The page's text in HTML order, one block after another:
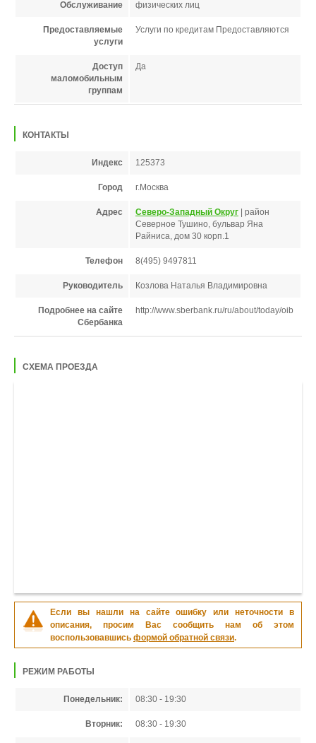
Обслуживание физических лиц
Предоставляемые
услуги
Услуги по кредитам Предоставляются
Доступ
маломобильным
группам
Да
КОНТАКТЫ
Индекс 125373
Город г.Москва
Адрес Северо-Западный Округ | район
Северное Тушино, бульвар Яна
Райниса, дом 30 корп.1
Телефон 8(495) 9497811
Руководитель Козлова Наталья Владимировна
Подробнее на сайте
Сбербанка
http://www.sberbank.ru/ru/about/today/oib
СХЕМА ПРОЕЗДА
Если вы нашли на сайте ошибку или неточности в
описания, просим Вас сообщить нам об этом
воспользовавшись формой обратной связи.
РЕЖИМ РАБОТЫ
Понедельник: 08:30 - 19:30
Вторник: 08:30 - 19:30